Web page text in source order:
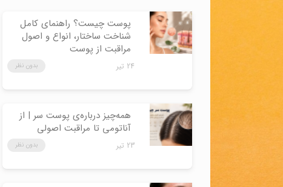
پوست چیست؟ راهنمای کامل
شناخت ساختار، انواع و اصول
مراقبت از پوست
24 تیر بدون نظر
همه‌چیز درباره‌ی پوست سر | از
آناتومی تا مراقبت اصولی
23 تیر بدون نظر